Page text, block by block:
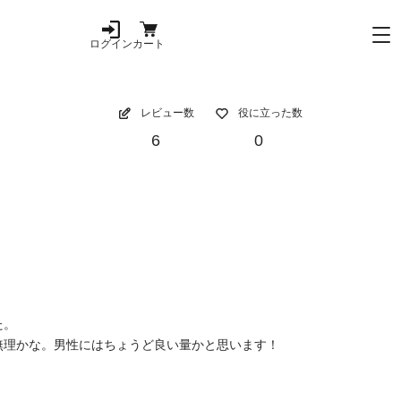
ログインカート
レビュー数
6
役に立った数
0
かな。男性にはちょうど良い量かと思います！